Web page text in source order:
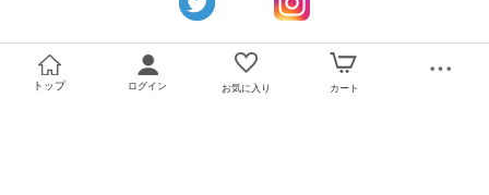
トップ ログイン お気に入り カート